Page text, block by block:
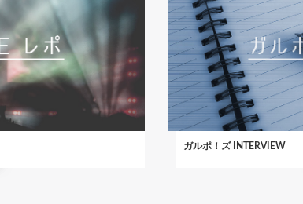
ガルポ！ズ INTERVIEW